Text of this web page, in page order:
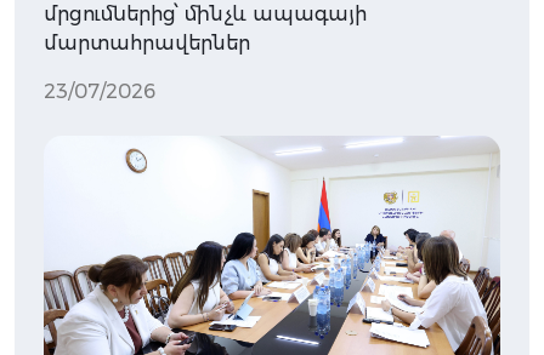
մրցումներից՝ մինչև ապագայի
մարտահրավերներ
23/07/2026